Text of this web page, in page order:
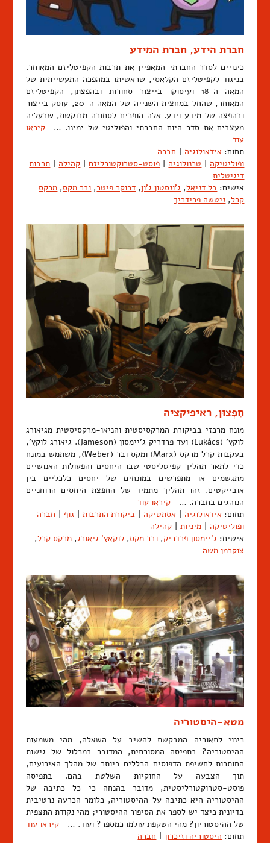
חברת הידע, חברת המידע
כינויים לסדר החברתי המאפיין את תרבות הקפיטליזם המאוחר.
בניגוד לקפיטליזם הקלאסי, שראשיתו במהפכה התעשייתית של
המאה ה-18 ועיסוקו בייצור סחורות ובהפצתן, הקפיטליזם
המאוחר, שהחל במחצית השנייה של המאה ה-20, עוסק בייצור
ובהפצה של מידע וידע. אלה הופכים לסחורה מבוקשת, שבעליה
מעצבים את סדר היום החברתי והפוליטי של ימינו. …קיראו
עוד
תחום: אידאולוגיה
חברה
ופוליטיקה
טכנולוגיה פוסט-סטרוקטורליזם קהילה
תרבות
דיגיטלית
אישים: בל דניאל, ג'ונסטון ג'ון, דרוקר פיטר, ובר מקס, מרקס
קרל, ניטשה פרידריך
חִפְצוּן, ראיפיקציה
מונח מרכזי בביקורת המרקסיסטית והניאו-מרקסיסטית מגיאורג
לוקץ' (Lukács) ועד פרדריק ג'יימסון (Jameson). גיאורג לוקץ',
בעקבות קרל מרקס (Marx) ומקס ובר (Weber), משתמש במונח
כדי לתאר תהליך קפיטליסטי שבו היחסים והפעולות האנושיים
מתגשמים או מתפרשים במונחים של יחסים כלכליים בין
אובייקטים. זהו תהליך מתמיד של החפצת היחסים הרוחניים
הנוהגים בחברה. … קיראו עוד
תחום: אידאולוגיה | אסתטיקה | ביקורת התרבות | גוף | חברה
ופוליטיקה | מיניות | קהילה
אישים: ג'יימסון פרדריק, ובר מקס, לוקאץ' גיאורג, מרקס קרל,
צוקרמן משה
מטא-היסטוריה
כינוי לתאוריה המבקשת להשיב על השאלה, מהי משמעות
ההיסטוריה? בתפיסה המסורתית, המדובר במכלול של גישות
החותרות לחשיפת הדפוסים הכללים ביותר של מהלך האירועים,
תוך הצבעה על החוקיות השלטת בהם. בתפיסה
פוסט-סטרוקטורליסטית, מדובר בהנחה כי כל כתיבה של
ההיסטוריה היא כתיבה על ההיסטוריה, כלומר הכרעה נרטיבית
בדיונית כיצד יש לספר את הסיפור ההיסטורי; מהי נקודת התצפית
של ההיסטוריון? מהי השקפת עולמו כמספר? ועוד. … קיראו עוד
תחום: היסטוריה וזיכרון | חברה